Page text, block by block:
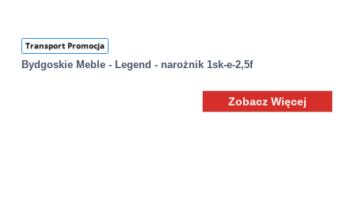
Transport Promocja
Bydgoskie Meble - Legend - narożnik 1sk-e-2,5f
Zobacz Więcej